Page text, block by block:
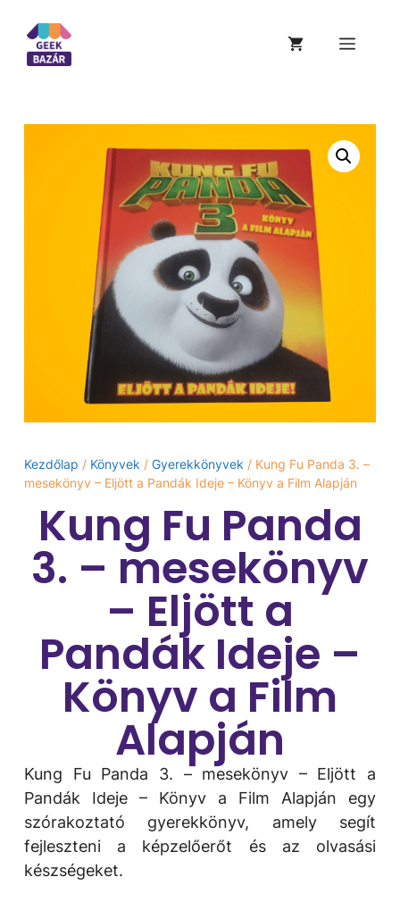
Kezdőlap / Könyvek / Gyerekkönyvek / Kung Fu Panda 3. –
mesekönyv – Eljött a Pandák Ideje – Könyv a Film Alapján
Kung Fu Panda
3. – mesekönyv
– Eljött a
Pandák Ideje –
Könyv a Film
Alapján
Kung Fu Panda 3. – mesekönyv – Eljött a
Pandák Ideje – Könyv a Film Alapján egy
szórakoztató gyerekkönyv, amely segít
fejleszteni a képzelőerőt és az olvasási
készségeket.